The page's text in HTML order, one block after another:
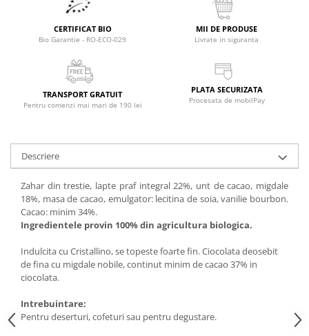
Alimente bio pentru copii
Condimente si mirodenii
Super alimente
Semipreparate
Traditionale romanesti
Tradiționale japoneze
Tofu
Seminte si boabe pentru germinat
Promotii alimente
Rinichi si afecțiuni renale
Sistemul endocrin
Sistemul nervos
Slabit
Somn linistit
CERTIFICAT BIO
Bio Garantie - RO-ECO-029
MII DE PRODUSE
Livrate in siguranta
TRANSPORT GRATUIT
Pentru comenzi mai mari de 190 lei
PLATA SECURIZATA
Procesata de mobilPay
Descriere
Zahar din trestie, lapte praf integral 22%, unt de cacao, migdale
18%, masa de cacao, emulgator: lecitina de soia, vanilie bourbon.
Cacao: minim 34%.
Ingredientele provin 100% din agricultura biologica.
Indulcita cu Cristallino, se topeste foarte fin. Ciocolata deosebit
de fina cu migdale nobile, continut minim de cacao 37% in
ciocolata.
Intrebuintare:
Pentru deserturi, cofeturi sau pentru degustare.